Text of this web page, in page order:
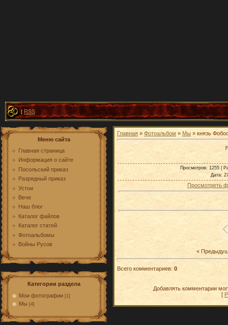
|RSS
Меню сайта
Главная страница
Информация о сайте
Посольский приказ
Разрядный приказ
Устои
Вече
Наш блог
Каталог файлов
Каталог статей
Фотоальбомы
Войны Русов
Категории раздела
Мои фотографии [1]
Мы [4]
Главная » Фотоальбом » Мы » князь
Просмотров: 1255 |
Дата:
Просмотреть
«
Всего комментариев: 0
Добавлять комментарии
[